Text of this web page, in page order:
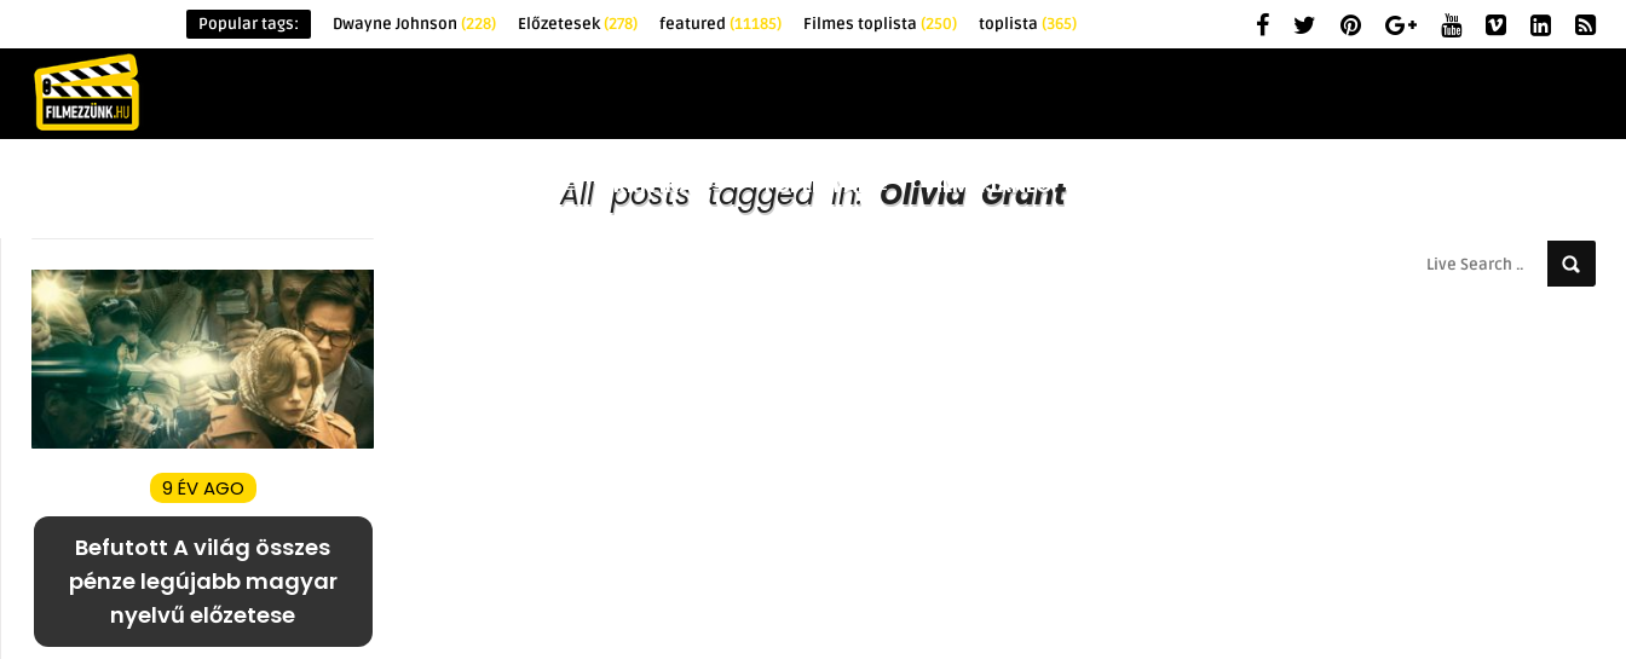
Popular tags: Dwayne Johnson (228) Előzetesek(278) featured (11185) Filmes toplista (250) toplista (365)
KRITIKÁK TOPLISTÁK FILMAJÁNLÓ
All posts tagged in: Olivia Grant
9 ÉV AGO
Befutott A világ összes
pénze legújabb magyar
nyelvű előzetese